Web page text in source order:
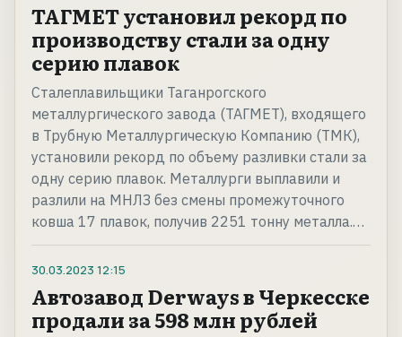
ТАГМЕТ установил рекорд по
производству стали за одну
серию плавок
Сталеплавильщики Таганрогского
металлургического завода (ТАГМЕТ), входящего
в Трубную Металлургическую Компанию (ТМК),
установили рекорд по объему разливки стали за
одну серию плавок. Металлурги выплавили и
разлили на МНЛЗ без смены промежуточного
ковша 17 плавок, получив 2251 тонну металла.…
30.03.2023 12:15
Автозавод Derways в Черкесске
продали за 598 млн рублей